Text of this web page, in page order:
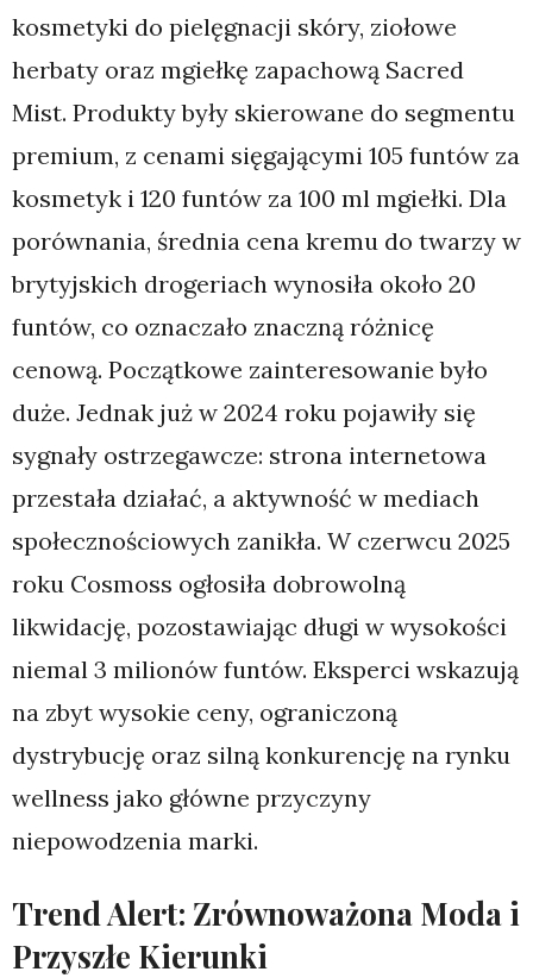
kosmetyki do pielęgnacji skóry, ziołowe
herbaty oraz mgiełkę zapachową Sacred
Mist. Produkty były skierowane do segmentu
premium, z cenami sięgającymi 105 funtów za
kosmetyk i 120 funtów za 100 ml mgiełki. Dla
porównania, średnia cena kremu do twarzy w
brytyjskich drogeriach wynosiła około 20
funtów, co oznaczało znaczną różnicę
cenową. Początkowe zainteresowanie było
duże. Jednak już w 2024 roku pojawiły się
sygnały ostrzegawcze: strona internetowa
przestała działać, a aktywność w mediach
społecznościowych zanikła. W czerwcu 2025
roku Cosmoss ogłosiła dobrowolną
likwidację, pozostawiając długi w wysokości
niemal 3 milionów funtów. Eksperci wskazują
na zbyt wysokie ceny, ograniczoną
dystrybucję oraz silną konkurencję na rynku
wellness jako główne przyczyny
niepowodzenia marki.
Trend Alert: Zrównoważona Moda i
Przyszłe Kierunki